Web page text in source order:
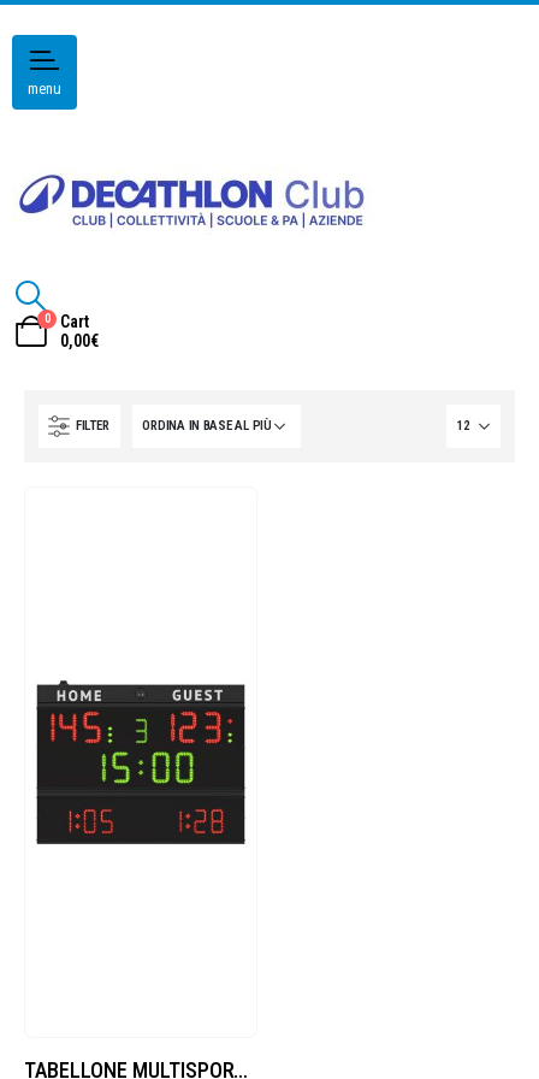
menu
0
Cart
0,00€
FILTER
TABELLONE MULTISPORT SEMI-PROFESSIONALE CON SEGNALAZIONE DI TEMPO, PUNTEGGIO, PERIODO, TIME-OUT, POSSESSO/SERVIZIO/BONUS, FALLI DI SQUADRA/SET VINTI, TEMPI PENALITÀ, DIMENSIONI